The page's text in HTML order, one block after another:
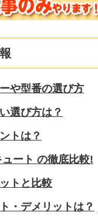
や型番の選び方
選び方は？
トは？
ート の徹底比較!
トと比較
・デメリットは？